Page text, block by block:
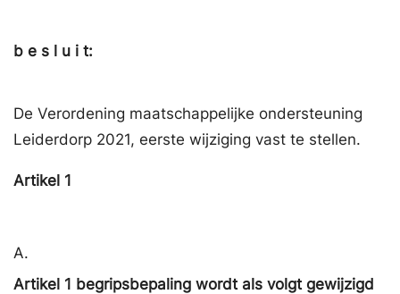
b e s l u i t:
De Verordening maatschappelijke ondersteuning
Leiderdorp 2021, eerste wijziging vast te stellen.
Artikel 1
A.
Artikel 1 begripsbepaling wordt als volgt gewijzigd